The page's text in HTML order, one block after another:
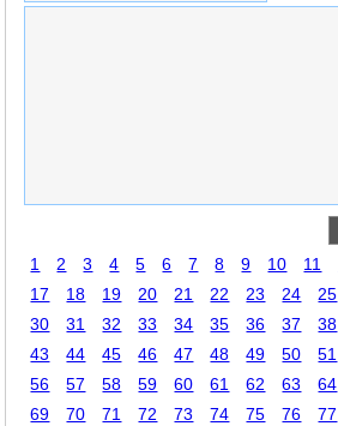
1 2 3 4 5 6 7 8 9 10 11
17
18 19 20 21 22 23 24 25
30
31 32 33 34 35 36 37 38
43
44 45 46 47 48 49 50 51
56
57 58 59 60 61 62 63 64
69
70 71 72 73 74 75 76 77